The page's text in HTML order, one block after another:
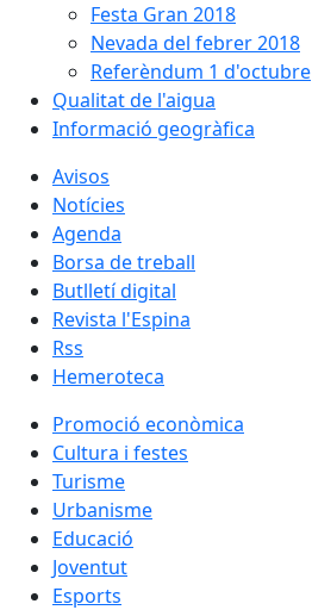
Festa Gran 2018
Nevada del febrer 2018
Referèndum 1 d'octubre
Qualitat de l'aigua
Informació geogràfica
Avisos
Notícies
Agenda
Borsa de treball
Butlletí digital
Revista l'Espina
Rss
Hemeroteca
Promoció econòmica
Cultura i festes
Turisme
Urbanisme
Educació
Joventut
Esports